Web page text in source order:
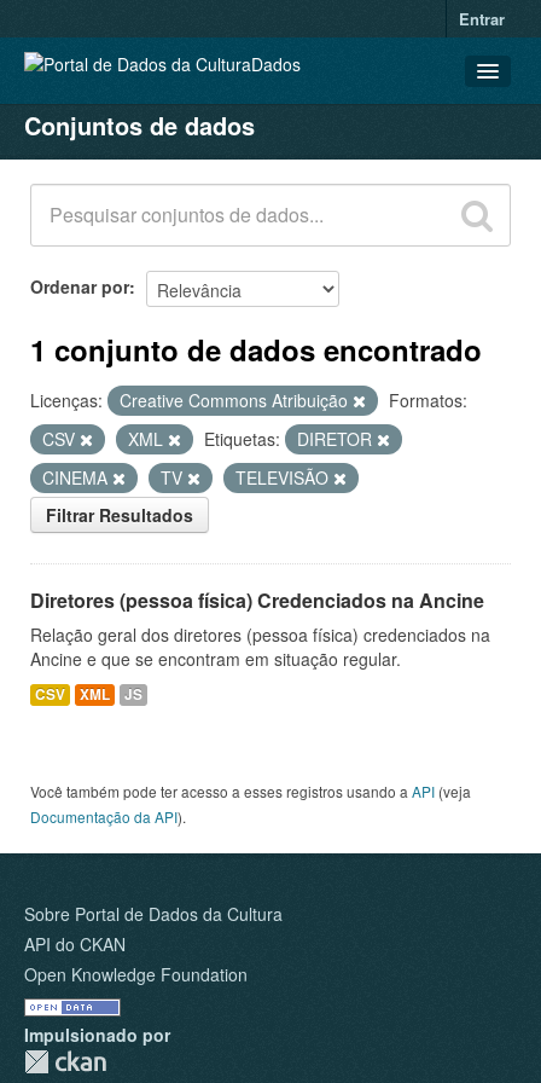
Entrar
CONJUNTOS DE DADOS
ORGANIZAÇÕES
GRUPOS
SOBRE
Conjuntos de dados
Ordenar por
1 conjunto de dados encontrado
Licenças: Creative Commons Atribuição
Formatos:
CSV
XML Etiquetas:
DIRETOR
CINEMA
TV
TELEVISÃO
Filtrar Resultados
Diretores (pessoa física) Credenciados na Ancine
Relação geral dos diretores (pessoa física) credenciados na
Ancine e que se encontram em situação regular.
CSV XML JS
Você também pode ter acesso a esses registros usando a API (veja
Documentação da API).
Sobre Portal de Dados da Cultura
API do CKAN
Open Knowledge Foundation
Impulsionado por